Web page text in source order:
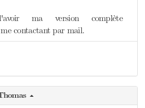
ma version complète
contactant par mail.